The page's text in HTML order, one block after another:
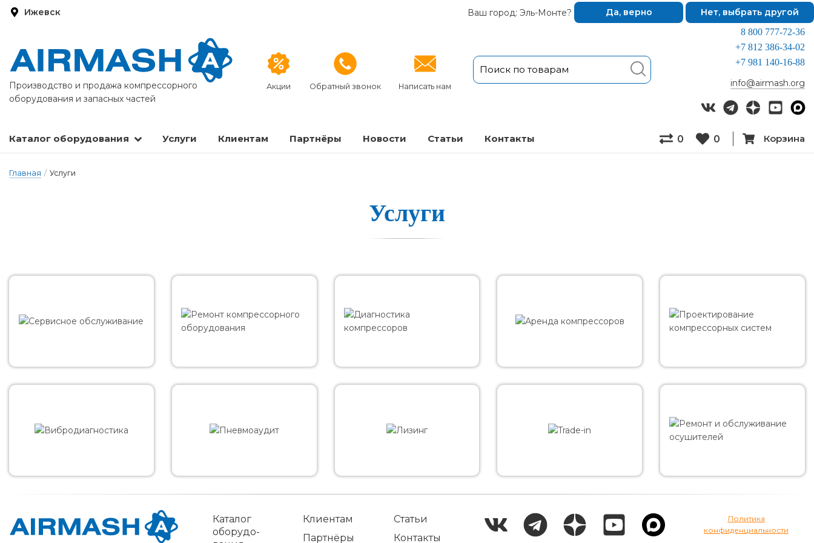
Ижевск Ваш город: Эль-Монте? Да, верно Нет, выбрать другой
Производство и продажа компрессорного
оборудования и запасных частей
Акции Обратный звонок Написать нам
8 800 777-72-36
+7 812 386-34-02
+7 981 140-16-88
info@airmash.org
Каталог оборудования Услуги Клиентам Партнёры Новости Статьи Кон­так­ты 0 0 Корзина
Главная / Услуги
Услуги
Каталог
обо­рудо­
Клиентам
Партнёры
Статьи
Контакты
Политика
конфиденциальности